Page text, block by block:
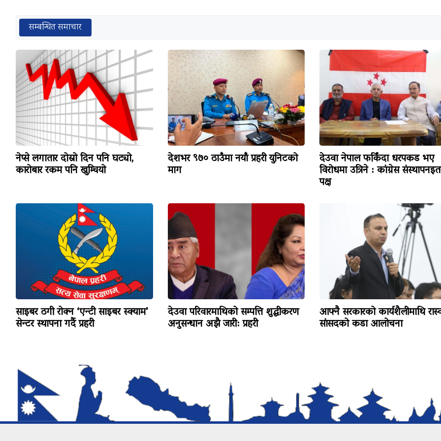
सम्बन्धित समाचार
नेप्से लगातार दोस्रो दिन पनि घट्यो,
कारोबार रकम पनि खुम्चियो
देशभर ९७० ठाउँमा नयाँ प्रहरी युनिटको
माग
देउवा नेपाल फर्किंदा धरपकड भए
विरोधमा उत्रिने : कांग्रेस
पक्ष
साइबर ठगी रोक्न ‘एन्टी साइबर स्क्याम’
सेन्टर स्थापना गर्दै प्रहरी
देउवा परिवारमाथिको सम्पत्ति शुद्धीकरण
अनुसन्धान अझै जारी: प्रहरी
आफ्नै सरकारको कार्यशैलीमाथि
सांसदको कडा आलोचना